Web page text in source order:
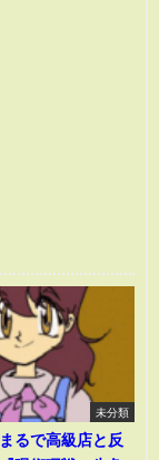
未分類
るで高級店と反